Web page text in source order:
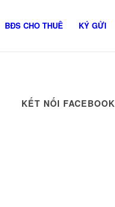
BĐS CHO THUÊ KÝ GỬI
KẾT NỐI FACEBOOK